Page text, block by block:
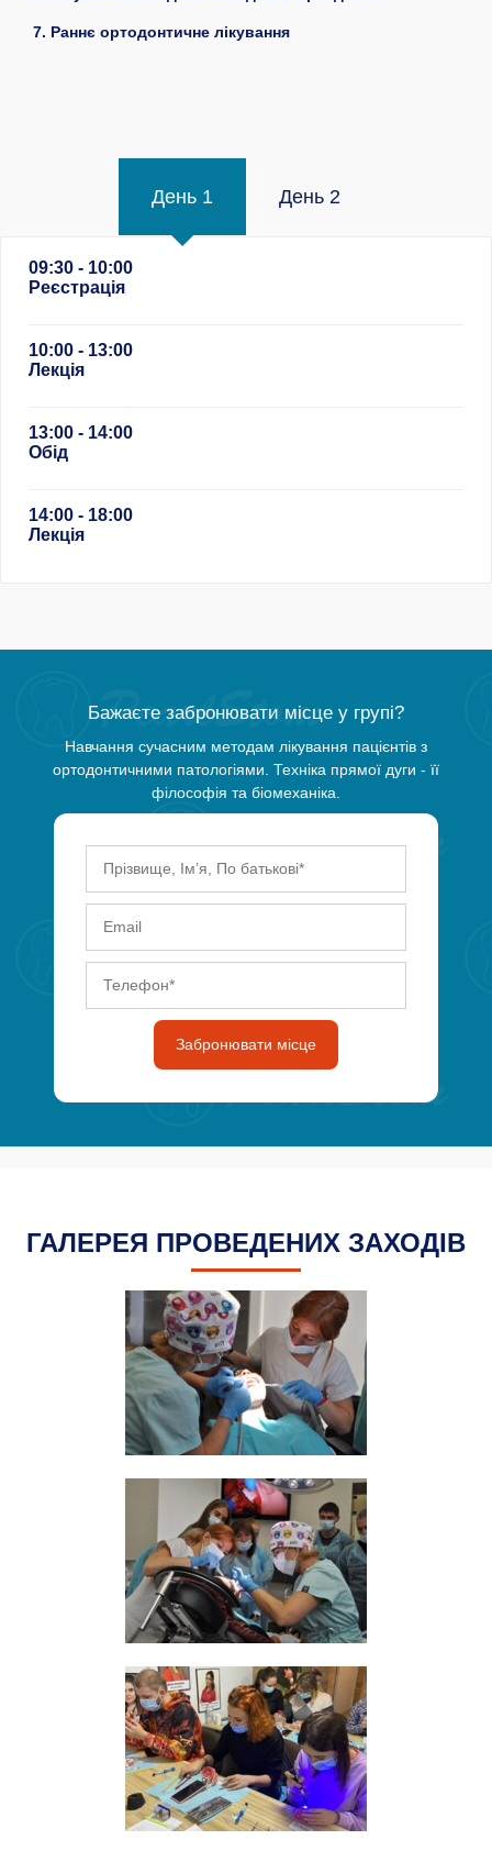
7. Раннє ортодонтичне лікування
День 1 День 2
09:30 - 10:00
Реєстрація
10:00 - 13:00
Лекція
13:00 - 14:00
Обід
14:00 - 18:00
Лекція
Бажаєте забронювати місце у групі?
Навчання сучасним методам лікування пацієнтів з
ортодонтичними патологіями. Техніка прямої дуги - її
філософія та біомеханіка.
Забронювати місце
ГАЛЕРЕЯ ПРОВЕДЕНИХ ЗАХОДІВ